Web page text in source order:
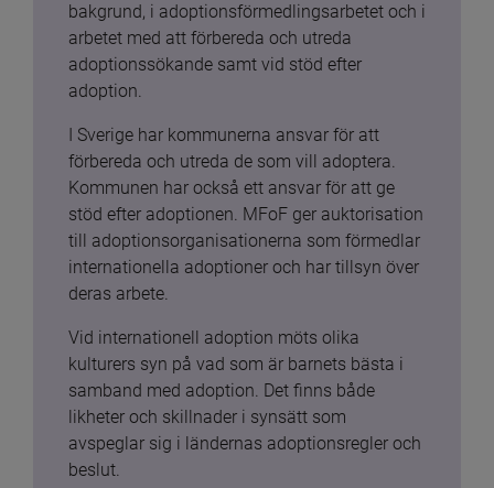
bakgrund, i adoptionsförmedlingsarbetet och i
arbetet med att förbereda och utreda
adoptionssökande samt vid stöd efter
adoption.
I Sverige har kommunerna ansvar för att
förbereda och utreda de som vill adoptera.
Kommunen har också ett ansvar för att ge
stöd efter adoptionen. MFoF ger auktorisation
till adoptionsorganisationerna som förmedlar
internationella adoptioner och har tillsyn över
deras arbete.
Vid internationell adoption möts olika
kulturers syn på vad som är barnets bästa i
samband med adoption. Det finns både
likheter och skillnader i synsätt som
avspeglar sig i ländernas adoptionsregler och
beslut.